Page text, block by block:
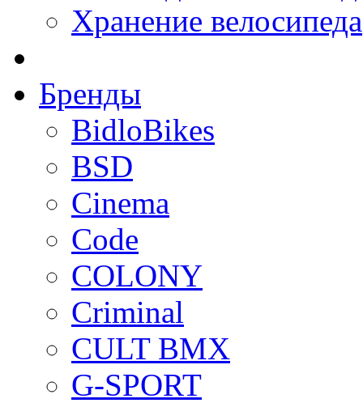
Хранение велосипеда
Бренды
BidloBikes
BSD
Cinema
Code
COLONY
Criminal
CULT BMX
G-SPORT